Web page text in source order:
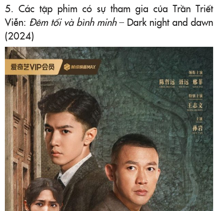
5. Các tập phim có sự tham gia của Trần Triết
Viễn: Đêm tối và bình minh– Dark night and dawn
(2024)